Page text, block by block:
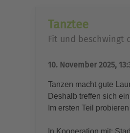
Tanztee
Fit und beschwingt
10. November 2025,
Tanzen macht gute
Deshalb treffen sich
Im ersten Teil
In Kooperation mit: